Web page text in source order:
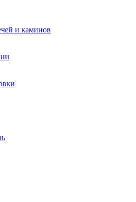
и каминов